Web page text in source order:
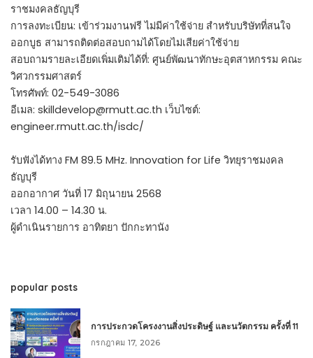
ราชมงคลธัญบุรี
การลงทะเบียน: เข้าร่วมงานฟรี ไม่มีค่าใช้จ่าย สำหรับบริษัทที่สนใจ
ออกบูธ สามารถติดต่อสอบถามได้โดยไม่เสียค่าใช้จ่าย
สอบถามรายละเอียดเพิ่มเติมได้ที่: ศูนย์พัฒนาทักษะอุตสาหกรรม คณะ
วิศวกรรมศาสตร์
โทรศัพท์: 02-549-3086
อีเมล: skilldevelop@rmutt.ac.th เว็บไซต์:
engineer.rmutt.ac.th/isdc/
รับฟังได้ทาง FM 89.5 MHz. Innovation for Life วิทยุราชมงคล
ธัญบุรี
ออกอากาศ วันที่ 17 มิถุนายน 2568
เวลา 14.00 – 14.30 น.
ผู้ดำเนินรายการ อาทิตยา ปักกะทานัง
popular posts
การประกวดโครงงานสิ่งประดิษฐ์ และนวัตกรรม ครั้งที่ 11
กรกฎาคม 17, 2026